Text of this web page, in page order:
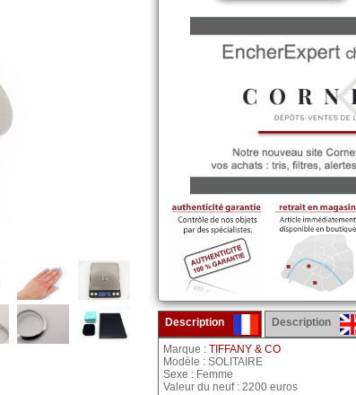
Description Description
Marque : TIFFANY & CO
Modèle : SOLITAIRE
Sexe : Femme
Valeur du neuf : 2200 euros